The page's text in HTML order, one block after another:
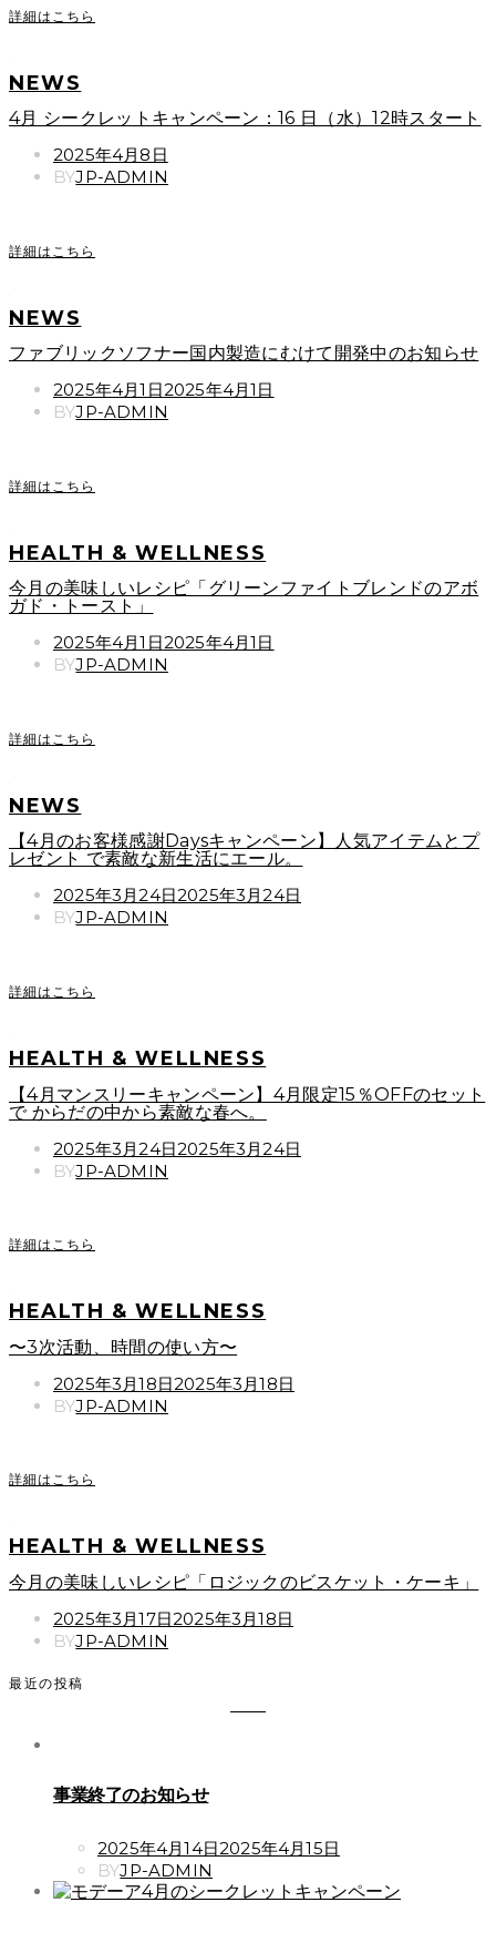
詳細はこちら
NEWS
4月 シークレットキャンペーン：16 日（水）12時スタート
POSTED
ON
2025年4月8日
BYJP-ADMIN
詳細はこちら
NEWS
ファブリックソフナー国内製造にむけて開発中のお知らせ
POSTED
ON
2025年4月1日2025年4月1日
BYJP-ADMIN
詳細はこちら
HEALTH & WELLNESS
今月の美味しいレシピ「グリーンファイトブレンドのアボ
ガド・トースト」
POSTED
ON
2025年4月1日2025年4月1日
BYJP-ADMIN
詳細はこちら
NEWS
【4月のお客様感謝Daysキャンペーン】人気アイテムとプ
レゼント で素敵な新生活にエール。
POSTED
ON
2025年3月24日2025年3月24日
BYJP-ADMIN
詳細はこちら
HEALTH & WELLNESS
【4月マンスリーキャンペーン】4月限定15％OFFのセット
で からだの中から素敵な春へ。
POSTED
ON
2025年3月24日2025年3月24日
BYJP-ADMIN
詳細はこちら
HEALTH & WELLNESS
〜3次活動、時間の使い方〜
POSTED
ON
2025年3月18日2025年3月18日
BYJP-ADMIN
詳細はこちら
HEALTH & WELLNESS
今月の美味しいレシピ「ロジックのビスケット・ケーキ」
POSTED
ON
2025年3月17日2025年3月18日
BYJP-ADMIN
最近の投稿
事業終了のお知らせ
POSTED
ON
2025年4月14日2025年4月15日
BYJP-ADMIN